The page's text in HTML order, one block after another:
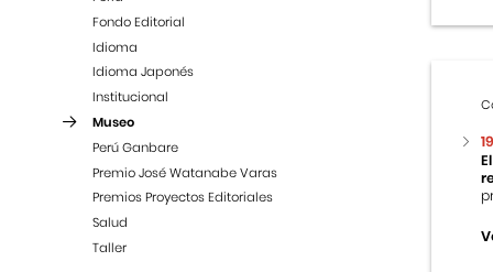
Fondo Editorial
Idioma
Idioma Japonés
Institucional
Museo
Perú Ganbare
Premio José Watanabe Varas
Premios Proyectos Editoriales
Salud
Taller